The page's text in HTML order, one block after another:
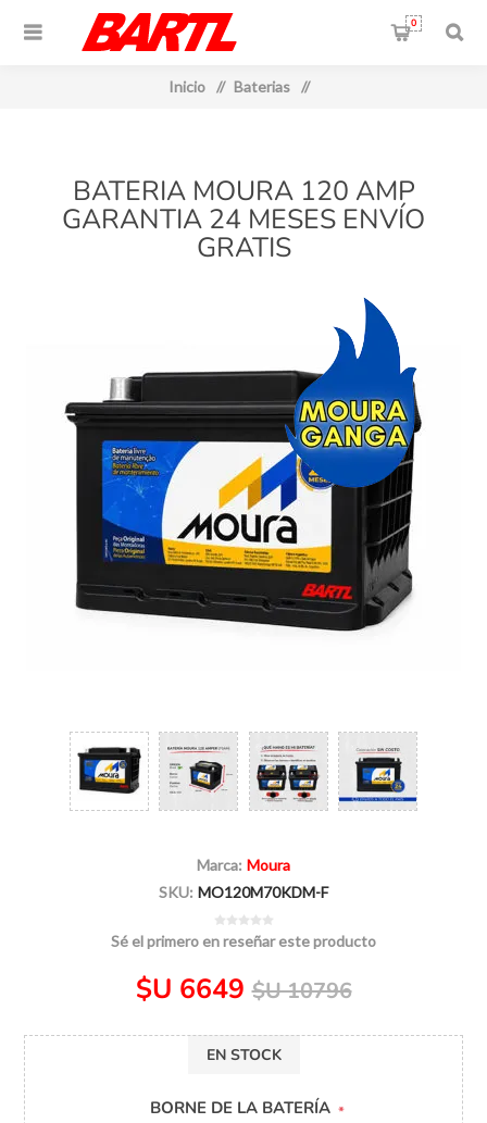
0
Inicio / Baterias /
BATERIA MOURA 120 AMP
GARANTIA 24 MESES ENVÍO
GRATIS
Marca: Moura
SKU: MO120M70KDM-F
Sé el primero en reseñar este producto
$U 6649 $U 10796
BORNE DE LA BATERÍA *
EN STOCK